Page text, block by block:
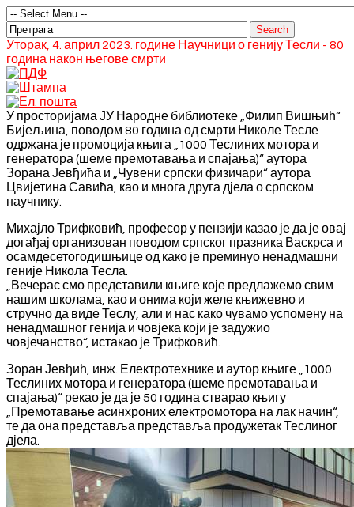
Уторак, 4. април 2023. године Научници о генију Тесли - 80
година након његове смрти
У просторијама ЈУ Народне библиотеке „Филип Вишњић“
Бијељина, поводом 80 година од смрти Николе Тесле
одржана је промоција књига „1000 Теслиних мотора и
генератора (шеме премотавања и спајања)“ аутора
Зорана Јевђића и „Чувени српски физичари“ аутора
Цвијетина Савића, као и многа друга дјела о српском
научнику.
Михајло Трифковић, професор у пензији казао је да је овај
догађај организован поводом српског празника Васкрса и
осамдесетогодишњице од како је преминуо ненадмашни
геније Никола Тесла.
„Вечерас смо представили књиге које предлажемо свим
нашим школама, као и онима који желе књижевно и
стручно да виде Теслу, али и нас како чувамо успомену на
ненадмашног генија и човјека који је задужио
човјечанство“, истакао је Трифковић.
Зоран Јевђић, инж. Електротехнике и аутор књиге „1000
Теслиних мотора и генератора (шеме премотавања и
спајања)“ рекао је да је 50 година стварао књигу
„Премотавање асинхроних електромотора на лак начин“,
те да она представља представља продужетак Теслиног
дјела.